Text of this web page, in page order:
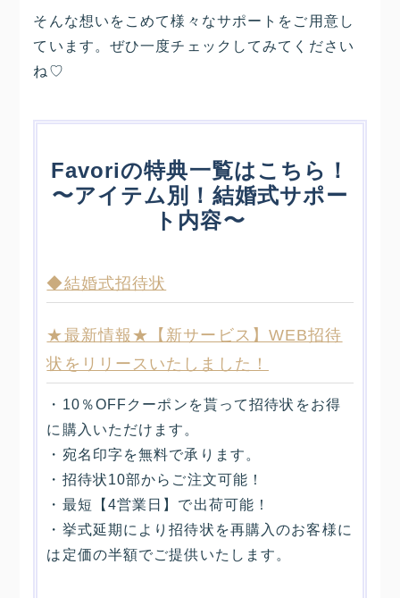
そんな想いをこめて様々なサポートをご用意し
ています。ぜひ一度チェックしてみてください
ね♡
Favoriの特典一覧はこちら！
〜アイテム別！結婚式サポー
ト内容〜
◆結婚式招待状
★最新情報★【新サービス】WEB招待
状をリリースいたしました！
・10％OFFクーポンを貰って招待状をお得
に購入いただけます。
・宛名印字を無料で承ります。
・招待状10部からご注文可能！
・最短【4営業日】で出荷可能！
・挙式延期により招待状を再購入のお客様に
は定価の半額でご提供いたします。